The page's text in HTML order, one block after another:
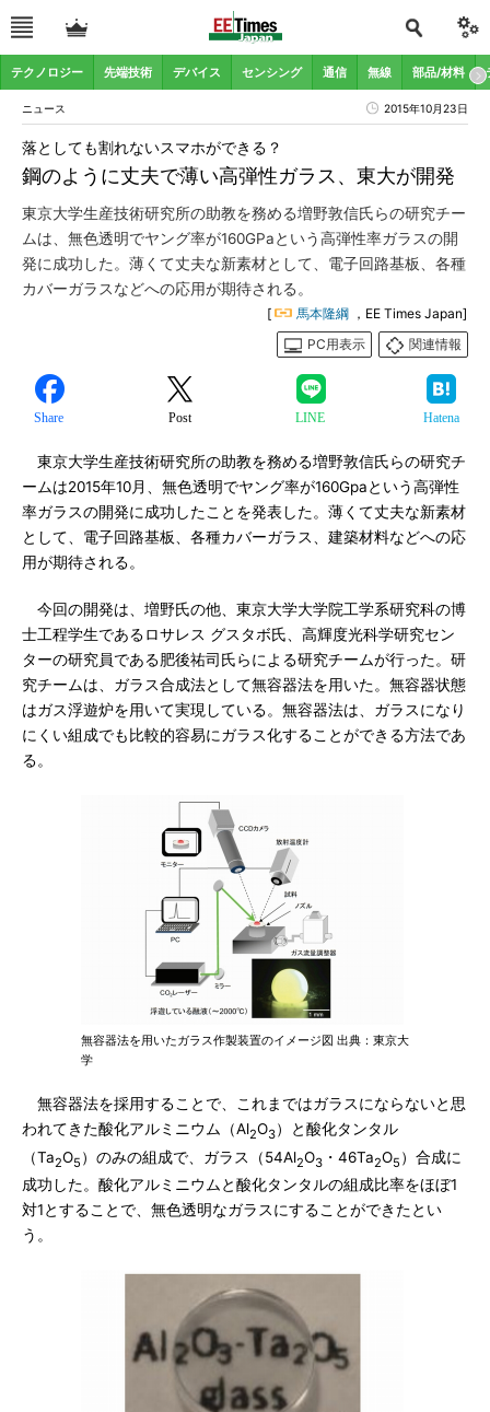
テクノロジー 先端技術 デバイス センシング 通信 無線 部品/材料
ニュース 2015年10月23日
鋼のように丈夫で薄い高弾性ガラス、東大が開発
落としても割れないスマホができる？
東京大学生産技術研究所の助教を務める増野敦信氏らの研究チー
ムは、無色透明でヤング率が160GPaという高弾性率ガラスの開
発に成功した。薄くて丈夫な新素材として、電子回路基板、各種
カバーガラスなどへの応用が期待される。
[ 馬本隆綱 ，EE Times Japan]
PC用表示
関連情報
Share Post LINE Hatena
東京大学生産技術研究所の助教を務める増野敦信氏らの研究チ
ームは2015年10月、無色透明でヤング率が160Gpaという高弾性
率ガラスの開発に成功したことを発表した。薄くて丈夫な新素材
として、電子回路基板、各種カバーガラス、建築材料などへの応
用が期待される。
今回の開発は、増野氏の他、東京大学大学院工学系研究科の博
士工程学生であるロサレス グスタボ氏、高輝度光科学研究セン
ターの研究員である肥後祐司氏らによる研究チームが行った。研
究チームは、ガラス合成法として無容器法を用いた。無容器状態
はガス浮遊炉を用いて実現している。無容器法は、ガラスになり
にくい組成でも比較的容易にガラス化することができる方法であ
る。
無容器法を用いたガラス作製装置のイメージ図 出典：東京大
学
無容器法を採用することで、これまではガラスにならないと思
われてきた酸化アルミニウム（Al2O3）と酸化タンタル
（Ta2O5 ）のみの組成で、ガラス（54Al2O3 ・46Ta2O5 ）合成に
成功した。酸化アルミニウムと酸化タンタルの組成比率をほぼ1
対1とすることで、無色透明なガラスにすることができたとい
う。